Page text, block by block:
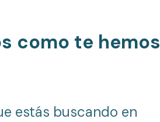
como te hemos
estás buscando en